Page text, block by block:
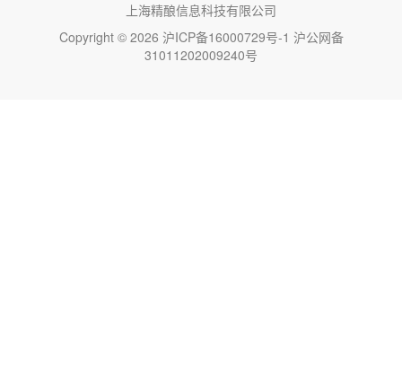
上海精酿信息科技有限公司
Copyright © 2026 沪ICP备16000729号-1 沪公网备
31011202009240号